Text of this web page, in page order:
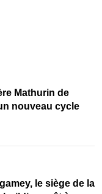
Mathurin de
nouveau cycle
le siège de la